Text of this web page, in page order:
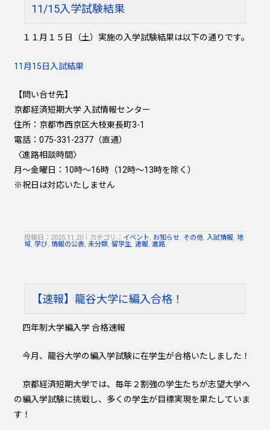
11/15入学試験結果
１１月１５日（土）実施の入学試験結果は以下の通りです。
11月15日入試結果
【問い合せ先】
京都経済短期大学 入試情報センター
住所：京都市西京区大枝東長町3-1
電話：075-331-2377（直通）
〈進路相談時間〉
月～金曜日：10時～16時（12時～13時を除く）
※祝日は対応いたしません
投稿日：2025.11.20 カテゴリ： イベント お知らせ その他 入試情報 地
域 学び 情報の公表 未分類 留学生 速報 進路
【速報】龍谷大学に編入合格！
四年制大学編入学 合格速報
今月、龍谷大学の編入学試験に在学生が合格いたしました！
京都経済短期大学では、毎年２割強の学生たちが志望大学へ
の編入学試験に挑戦し、多くの学生が目標実現を果たしていま
す！